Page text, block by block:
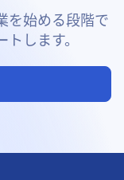
を始める段階で
します。